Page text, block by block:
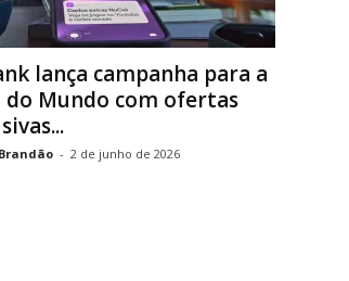
lança campanha para a
do Mundo com ofertas
- 2 de junho de 2026